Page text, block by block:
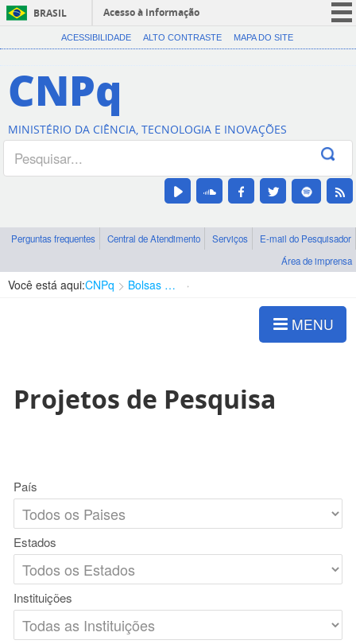
BRASIL
Acesso à informação
CORONAVÍRUS (COVID-19)
Canais
ACESSIBILIDADE ALTO CONTRASTE MAPA DO SITE
CNPq
MINISTÉRIO DA CIÊNCIA, TECNOLOGIA E INOVAÇÕES
Perguntas frequentes Central de Atendimento Serviços
E-mail do Pesquisador
Área de imprensa
Você está aqui:CNPq Bolsas e Auxílios Vigentes
MENU
Projetos de Pesquisa
País
Estados
Instituições